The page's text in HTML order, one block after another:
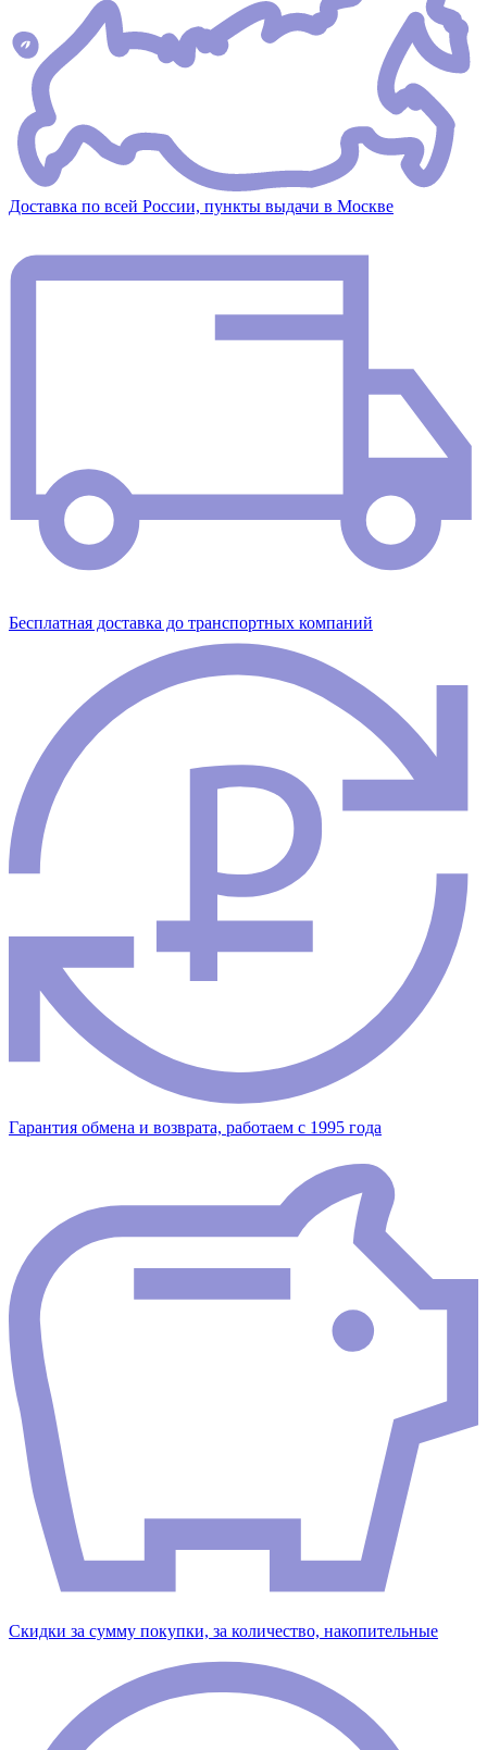
Доставка по всей России, пункты выдачи в Москве
Бесплатная доставка до транспортных компаний
Гарантия обмена и возврата, работаем с 1995 года
Скидки за сумму покупки, за количество, накопительные